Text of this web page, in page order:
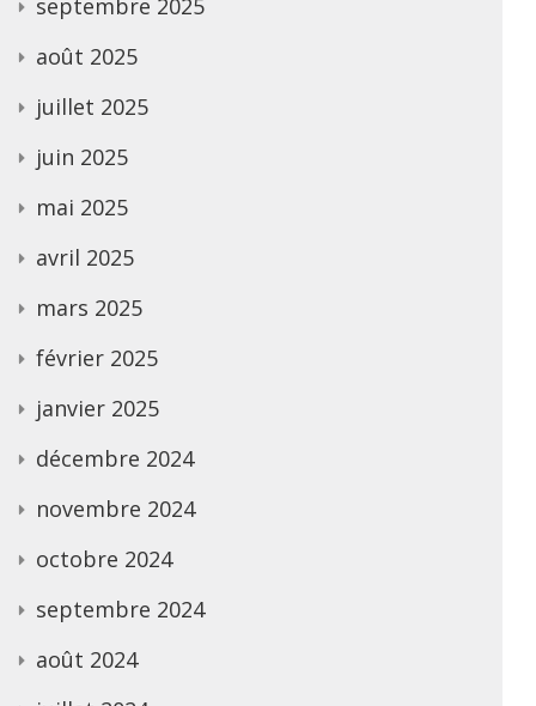
août 2025
juillet 2025
juin 2025
mai 2025
avril 2025
mars 2025
février 2025
janvier 2025
décembre 2024
novembre 2024
octobre 2024
septembre 2024
août 2024